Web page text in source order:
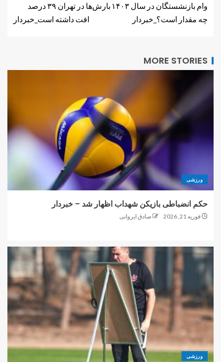
وام بازنشستگان در سال ۱۴۰۳
چه مقدار است؟_خبردار
بارش‌ها در تهران ۳۹ درصد
افت داشته است_خبردار
MORE STORIES
ورزشی
حکم انضباطی بازیکن شهداب اظهار شد – خبردار
فوریه 21, 2026 صادق ایروانی
ورزشی